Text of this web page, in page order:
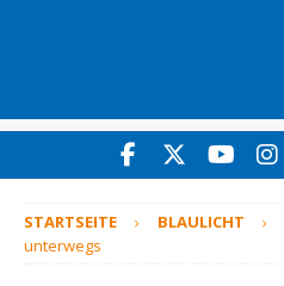
STARTSEITE BLAULICHT
unterwegs